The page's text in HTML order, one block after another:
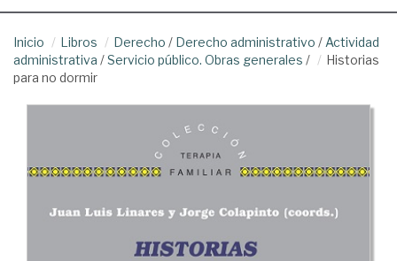
Inicio Libros Derecho / Derecho administrativo / Actividad
administrativa /Servicio público. Obras generales /
Historias
para no dormir